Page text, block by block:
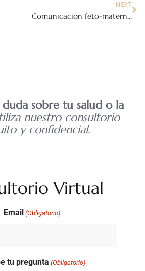
NEXT
Comunicación feto-maternal en el embarazo
duda sobre tu salud o la
nuestro consultorio
y confidencial.
Virtual
Email (Obligatorio)
tu pregunta (Obligatorio)